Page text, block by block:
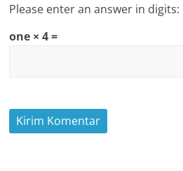
Please enter an answer in digits:
one × 4 =